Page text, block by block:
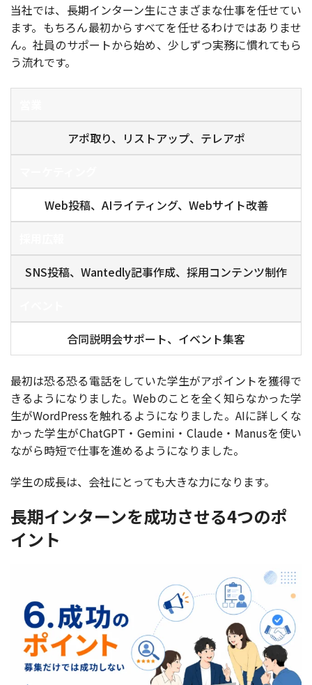
当社では、長期インターン生にさまざまな仕事を任せてい
ます。もちろん最初からすべてを任せるわけではありませ
ん。社員のサポートから始め、少しずつ実務に慣れてもら
う流れです。
アポ取り、リストアップ、テレアポ
Web投稿、AIライティング、Webサイト改善
SNS投稿、Wantedly記事作成、採用コンテンツ制作
合同説明会サポート、イベント集客
最初は恐る恐る電話をしていた学生がアポイントを獲得で
きるようになりました。Webのことを全く知らなかった学
生がWordPressを触れるようになりました。AIに詳しくな
かった学生がChatGPT・Gemini・Claude・Manusを使い
ながら時短で仕事を進めるようになりました。
学生の成長は、会社にとっても大きな力になります。
長期インターンを成功させる4つのポ
イント